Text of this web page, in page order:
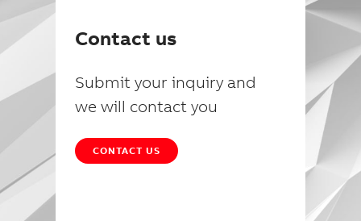
Contact us
Submit your inquiry and
we will contact you
CONTACT US